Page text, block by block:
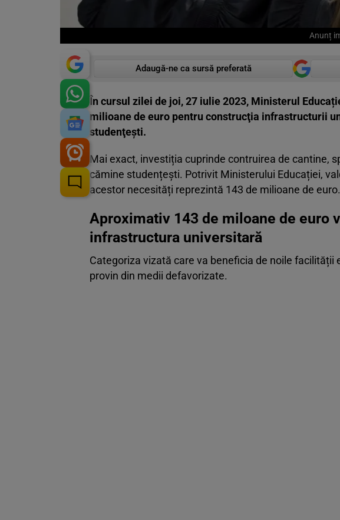
Anunț
Adaugă-ne ca sursă preferată
În cursul zilei de joi, 27 iulie 2023, Ministerul
milioane de euro pentru construcţia infrastructurii
studenţeşti.
Mai exact, investiția cuprinde contruirea de cantine,
cămine studențești. Potrivit Ministerului Educației,
acestor necesități reprezintă 143 de milioane de euro.
Aproximativ 143 de miloane de euro
infrastructura universitară
Categoriza vizată care va beneficia de noile
provin din medii defavorizate.